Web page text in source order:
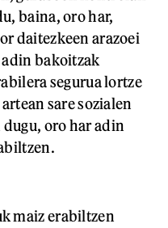
baina, oro har,
daitezkeen arazoei
bakoitzak
segurua lortze
sare sozialen
oro har adin
maiz erabiltzen